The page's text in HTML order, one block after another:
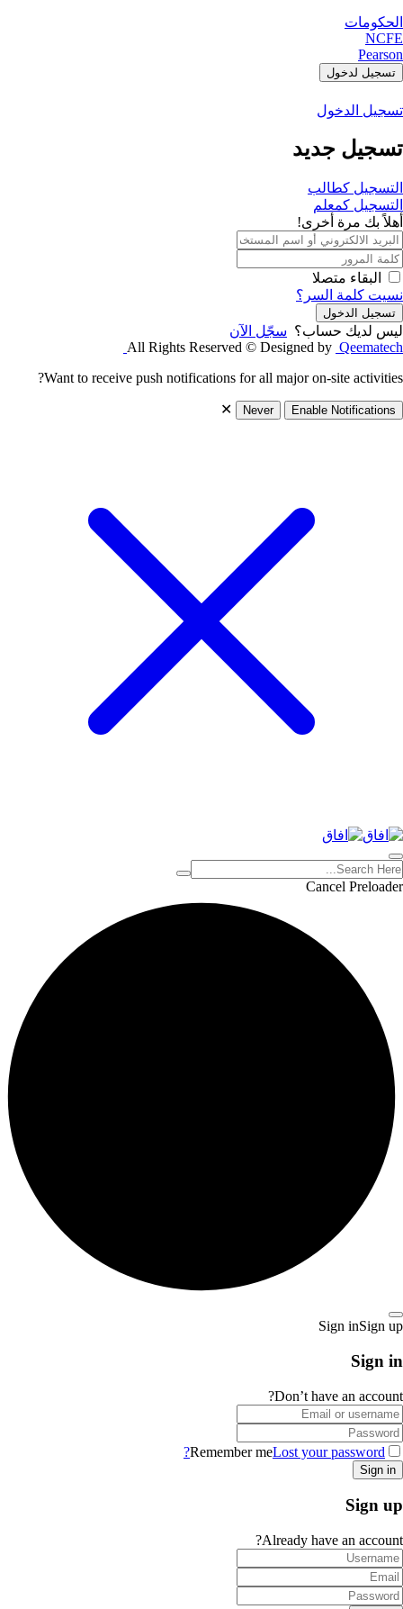
الحكومات
NCFE
Pearson
تسجيل لدخول
تسجيل الدخول
تسجيل جديد
التسجيل كطالب
التسجيل كمعلم
أهلاً بك مرة أخرى!
البقاء متصلا
نسيت كلمة السر؟
تسجيل الدخول
ليس لديك حساب؟ سجّل الآن
All Rights Reserved © Designed by Qeematech
Want to receive push notifications for all major on-site activities?
Enable Notifications
Never
✕
Cancel Preloader
Sign inSign up
Sign in
Don’t have an account?
Remember meLost your password?
Sign up
Already have an account?